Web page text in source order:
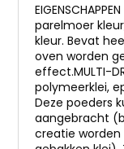
parelmoer
kleur. Bevat
oven worden
effect.MULTI-
polymeerklei,
Deze poeders
aangebracht
creatie